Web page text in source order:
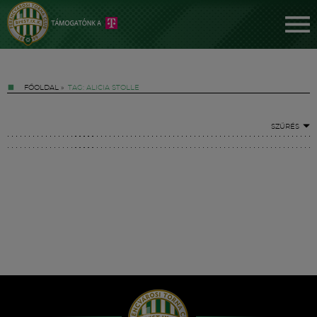
FŐOLDAL » TAG: ALICIA STOLLE
SZŰRÉS
Hírek